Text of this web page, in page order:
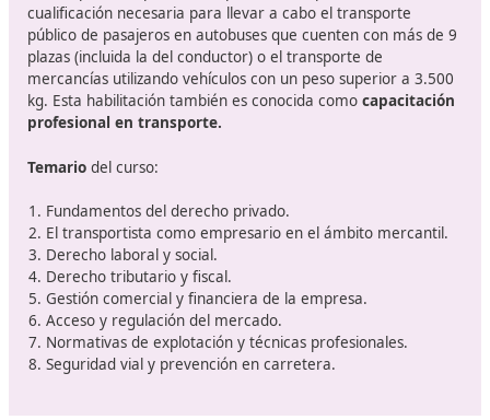
autorización de servicio público con vehículos que
3500 kg de MMA (Masa Máxima Autorizada).
obligatorio para aquellas con autorizaciones MDL que
superen los 2500 kg de MMA y operen en otros países
Unión Europea. Además, este título es necesario para
viajeros, siempre que el vehículo tenga capacidad
Por otro lado, las empresas transitarias, operadores
y agencias de transporte también deben contar en su
estructura organizativa con un gestor de transporte
posea esta cualificación.